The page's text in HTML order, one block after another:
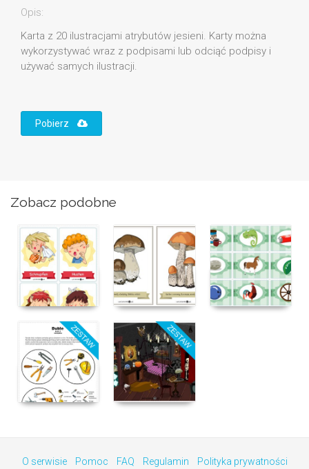
Opis:
Karta z 20 ilustracjami atrybutów jesieni. Karty można
wykorzystywać wraz z podpisami lub odciąć podpisy i
używać samych ilustracji.
Pobierz
Zobacz podobne
O serwisie Pomoc FAQ Regulamin
Polityka prywatności